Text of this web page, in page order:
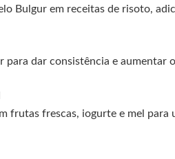
Bulgur em receitas de risoto,
para dar consistência e aumentar
frutas frescas, iogurte e mel para